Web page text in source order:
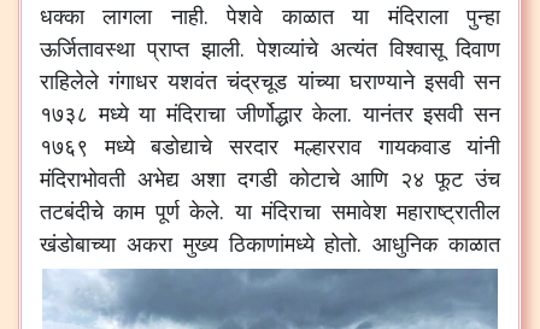
धक्का लागला नाही. पेशवे काळात या मंदिराला पुन्हा
ऊर्जितावस्था प्राप्त झाली. पेशव्यांचे अत्यंत विश्वासू दिवाण
राहिलेले गंगाधर यशवंत चंद्रचूड यांच्या घराण्याने इसवी सन
१७३८ मध्ये या मंदिराचा जीर्णोद्धार केला. यानंतर इसवी सन
१७६९ मध्ये बडोद्याचे सरदार मल्हारराव गायकवाड यांनी
मंदिराभोवती अभेद्य अशा दगडी कोटाचे आणि २४ फूट उंच
तटबंदीचे काम पूर्ण केले. या मंदिराचा समावेश महाराष्ट्रातील
खंडोबाच्या अकरा मुख्य ठिकाणांमध्ये होतो.आधुनिक काळात